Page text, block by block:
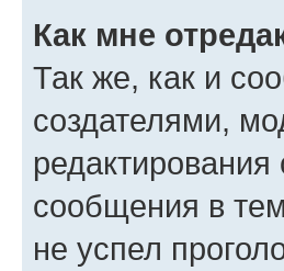
Как мне
Так же, как и
создателями,
сообщения в
не успел